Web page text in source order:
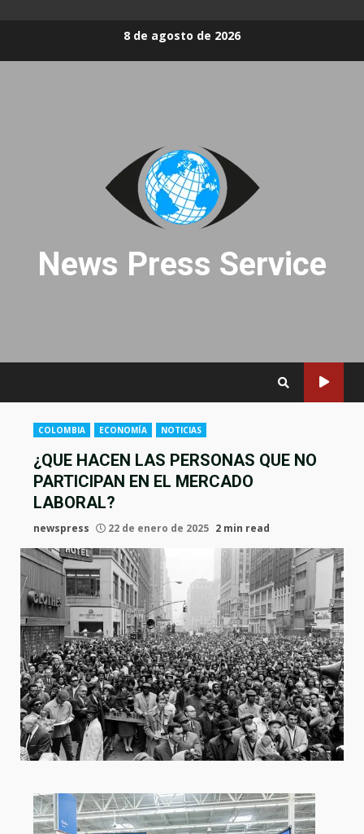
8 de agosto de 2026
News Press Service
COLOMBIA ECONOMÍA NOTICIAS
¿QUE HACEN LAS PERSONAS QUE NO
PARTICIPAN EN EL MERCADO
LABORAL?
newspress 22 de enero de 2025 2 min read